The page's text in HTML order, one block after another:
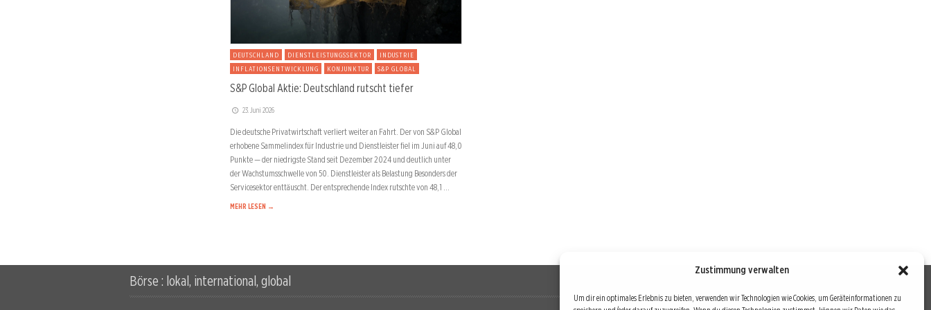
Zustimmung verwalten
Um dir ein optimales Erlebnis zu bieten, verwenden wir Technologien wie Cookies, um Geräteinformationen zu
DEUTSCHLAND DIENSTLEISTUNGSSEKTOR
INDUSTRIE
INFLATIONSENTWICKLUNG
KONJUNKTUR S&P GLOBAL
S&P Global Aktie: Deutschland rutscht tiefer
23. Juni 2026
Die deutsche Privatwirtschaft verliert weiter an Fahrt. Der von S&P Global
erhobene Sammelindex für Industrie und Dienstleister fiel im Juni auf 48,0
Punkte — der niedrigste Stand seit Dezember 2024 und deutlich unter
der Wachstumsschwelle von 50. Dienstleister als Belastung Besonders der
Servicesektor enttäuscht. Der entsprechende Index rutschte von 48,1 …
MEHR LESEN →
Börse : lokal, international, global